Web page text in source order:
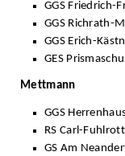
GGS Friedrich-
GGS Richrath-
GGS Erich-
GES
Mettmann
GGS
RS Carl-
GS Am